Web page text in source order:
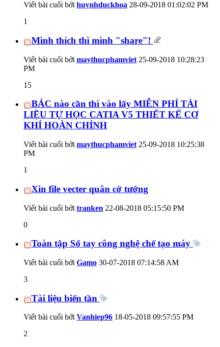
Viết bài cuối bởi huynhduckhoa 28-09-2018 01:02:02 PM
1
Mình thích thì mình "share"!
Viết bài cuối bởi maythucphamviet 25-09-2018 10:28:23
PM
15
BÁC nào cần thì vào lấy MIỄN PHÍ TÀI
LIỆU TỰ HỌC CATIA V5 THIẾT KẾ CƠ
KHÍ HOÀN CHỈNH
Viết bài cuối bởi maythucphamviet 25-09-2018 10:25:38
PM
1
Xin file vecter quân cờ tướng
Viết bài cuối bởi tranken 22-08-2018 05:15:50 PM
0
Toàn tập Sổ tay công nghệ chế tạo máy
Viết bài cuối bởi Gamo 30-07-2018 07:14:58 AM
3
Tài liệu biến tần
Viết bài cuối bởi Vanhiep96 18-05-2018 09:57:55 PM
2